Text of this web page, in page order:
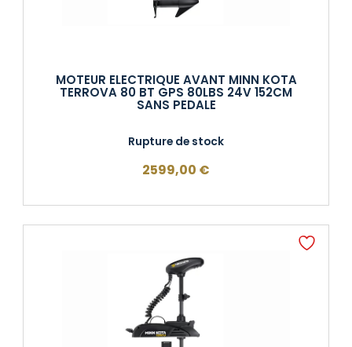
MOTEUR ELECTRIQUE AVANT MINN KOTA
TERROVA 80 BT GPS 80LBS 24V 152CM
SANS PEDALE
Rupture de stock
2599,00 €